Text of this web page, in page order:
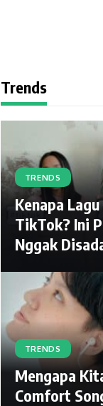
Trends
TRENDS
Kenapa
TikTok? Ini
Nggak
TRENDS
Mengapa
Comfort